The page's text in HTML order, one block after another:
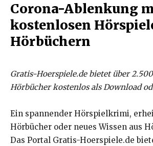
Corona-Ablenkung
kostenlosen
Hörbüchern
Gratis-Hoerspiele.de bietet über
Hörbücher kostenlos als Download
Ein spannender Hörspielkrimi,
Hörbücher oder neues Wissen aus
Das Portal Gratis-Hoerspiele.de